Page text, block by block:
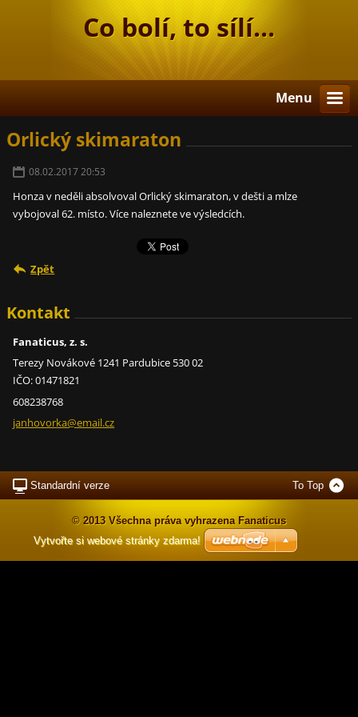
Co bolí, to sílí...
Menu
Orlický skimaraton
08.02.2017 20:53
Honza v neděli absolvoval Orlický skimaraton, v dešti a mlze
vybojoval 62. místo. Více naleznete ve výsledcích.
Zpět
Kontakt
Fanaticus, z. s.
Terezy Novákové 1241 Pardubice 530 02
IČO: 01471821
608238768
janhovorka@email.cz
Standardní verze To Top
© 2013 Všechna práva vyhrazena Fanaticus
Vytvořte si webové stránky zdarma!